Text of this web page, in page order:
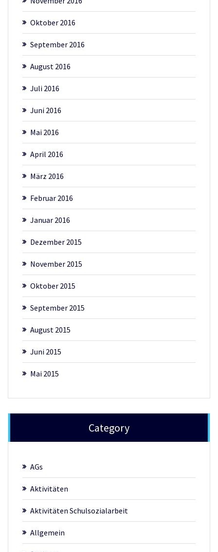
Oktober 2016
September 2016
August 2016
Juli 2016
Juni 2016
Mai 2016
April 2016
März 2016
Februar 2016
Januar 2016
Dezember 2015
November 2015
Oktober 2015
September 2015
August 2015
Juni 2015
Mai 2015
Category
AGs
Aktivitäten
Aktivitäten Schulsozialarbeit
Allgemein